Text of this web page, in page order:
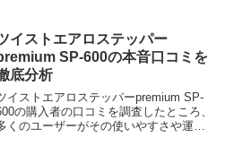
の中でも高性能モデルとし...
イストエアロステッパー
SP-600の本音口コミを
底分析
イストエアロステッパーpremium SP-
の購入者の口コミを調査したところ、
くのユーザーがその使いやすさや運動